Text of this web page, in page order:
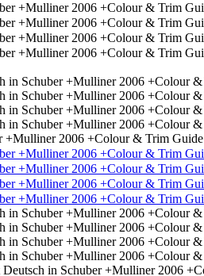
+Mulliner 2006 +Colour & Trim Guide